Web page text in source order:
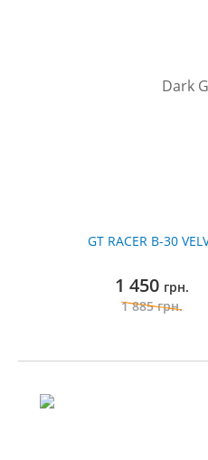
GT RACER B-30
1 450 грн.
1 885грн.